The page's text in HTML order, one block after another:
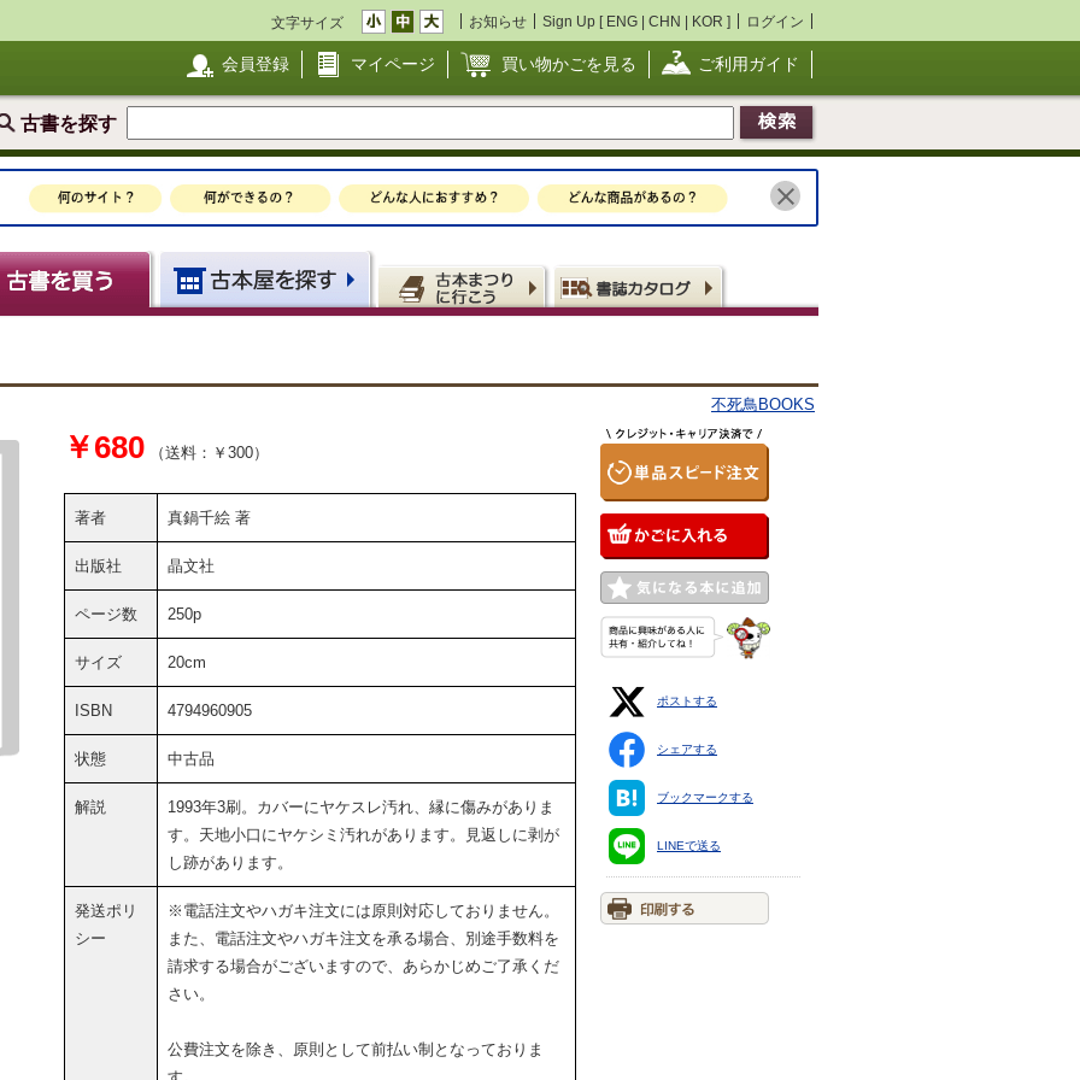
文字サイズ お知らせ Sign Up [ ENG | CHN | KOR ] ログイン
会員登録 マイページ 買い物かごを見る ご利用ガイド
古書を探す
不死鳥BOOKS
￥680 （送料：￥300）
著者 真鍋千絵 著
出版社 晶文社
ページ数 250p
サイズ 20cm
ISBN 4794960905
状態 中古品
解説
1993年3刷。カバーにヤケスレ汚れ、縁に傷みがありま
す。天地小口にヤケシミ汚れがあります。見返しに剥が
し跡があります。
発送ポリ
シー
※電話注文やハガキ注文には原則対応しておりません。
また、電話注文やハガキ注文を承る場合、別途手数料を
請求する場合がございますので、あらかじめご了承くだ
さい。
公費注文を除き、原則として前払い制となっておりま
ポストする
シェアする
ブックマークする
LINEで送る